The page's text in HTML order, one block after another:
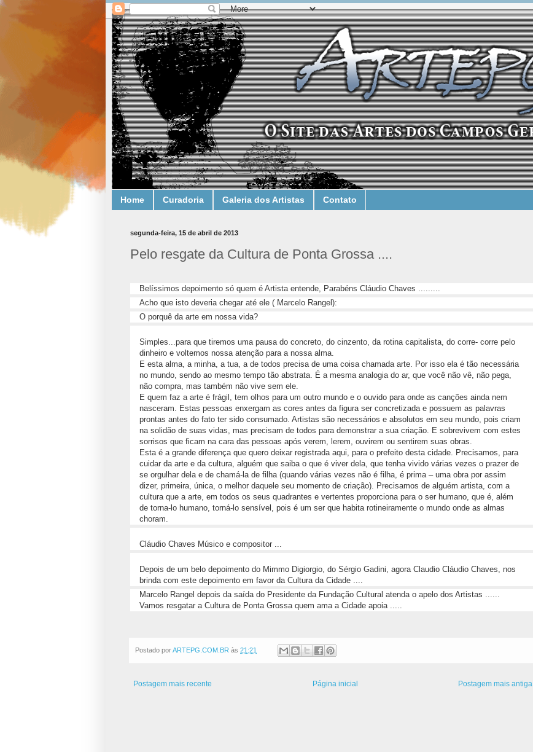
Home Curadoria Galeria dos Artistas Contato
segunda-feira, 15 de abril de 2013
Pelo resgate da Cultura de Ponta Grossa ....
Belíssimos depoimento só quem é Artista entende, Parabéns Cláudio Chaves .........
Acho que isto deveria chegar até ele ( Marcelo Rangel):
O porquê da arte em nossa vida?
Simples...para que tiremos uma pausa do concreto, do cinzento, da rotina capitalista, do corre- corre pelo
dinheiro e voltemos nossa atenção para a nossa alma.
E esta alma, a minha, a tua, a de todos precisa de uma coisa chamada arte. Por isso ela é tão necessária
no mundo, sendo ao mesmo tempo tão abstrata. É a mesma analogia do ar, que você não vê, não pega,
não compra, mas também não vive sem ele.
E quem faz a arte é frágil, tem olhos para um outro mundo e o ouvido para onde as canções ainda nem
nasceram. Estas pessoas enxergam as cores antes da figura ser concretizada e possuem as palavras
prontas antes do fato ter sido consumado. Artistas são necessários e absolutos em seu mundo, pois criam
na solidão de suas vidas, mas precisam de todos para demonstrar a sua criação. E sobrevivem com estes
sorrisos que ficam na cara das pessoas após verem, lerem, ouvirem ou sentirem suas obras.
Esta é a grande diferença que quero deixar registrada aqui, para o prefeito desta cidade. Precisamos, para
cuidar da arte e da cultura, alguém que saiba o que é viver dela, que tenha vivido várias vezes o prazer de
se orgulhar dela e de chamá-la de filha (quando várias vezes não é filha, é prima – uma obra por assim
dizer, primeira, única, o melhor daquele seu momento de criação). Precisamos de alguém artista, com a
cultura que a arte, em todos os seus quadrantes e vertentes proporciona para o ser humano, que é, além
de torna-lo humano, torná-lo sensível, pois é um ser que habita rotineiramente o mundo onde as almas
choram.
Cláudio Chaves Músico e compositor ...
Depois de um belo depoimento do Mimmo Digiorgio, do Sérgio Gadini, agora Claudio Cláudio Chaves, nos
brinda com este depoimento em favor da Cultura da Cidade ....
Marcelo Rangel depois da saída do Presidente da Fundação Cultural atenda o apelo dos Artistas ......
Vamos resgatar a Cultura de Ponta Grossa quem ama a Cidade apoia .....
Postado porARTEPG.COM.BR às 21:21
Postagem mais recente Postagem mais antiga
Página inicial